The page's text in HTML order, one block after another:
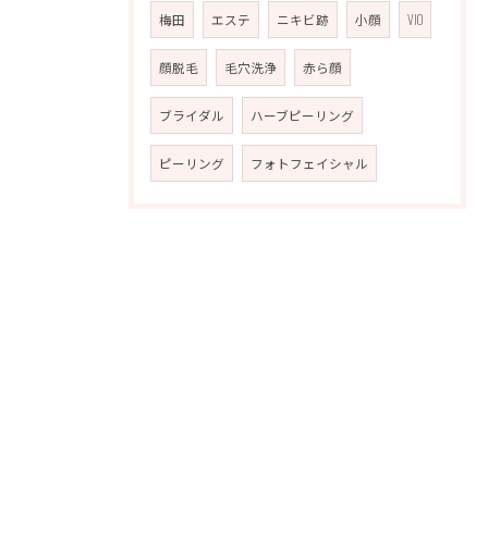
梅田 エステ ニキビ跡 小顔 VIO
顔脱毛 毛穴洗浄 赤ら顔
ブライダル ハーブピーリング
ピーリング フォトフェイシャル